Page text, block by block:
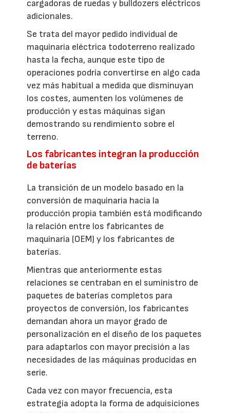
cargadoras de ruedas y bulldozers eléctricos
adicionales.
Se trata del mayor pedido individual de
maquinaria eléctrica todoterreno realizado
hasta la fecha, aunque este tipo de
operaciones podría convertirse en algo cada
vez más habitual a medida que disminuyan
los costes, aumenten los volúmenes de
producción y estas máquinas sigan
demostrando su rendimiento sobre el
terreno.
Los fabricantes integran la producción
de baterías
La transición de un modelo basado en la
conversión de maquinaria hacia la
producción propia también está modificando
la relación entre los fabricantes de
maquinaria (OEM) y los fabricantes de
baterías.
Mientras que anteriormente estas
relaciones se centraban en el suministro de
paquetes de baterías completos para
proyectos de conversión, los fabricantes
demandan ahora un mayor grado de
personalización en el diseño de los paquetes
para adaptarlos con mayor precisión a las
necesidades de las máquinas producidas en
serie.
Cada vez con mayor frecuencia, esta
estrategia adopta la forma de adquisiciones